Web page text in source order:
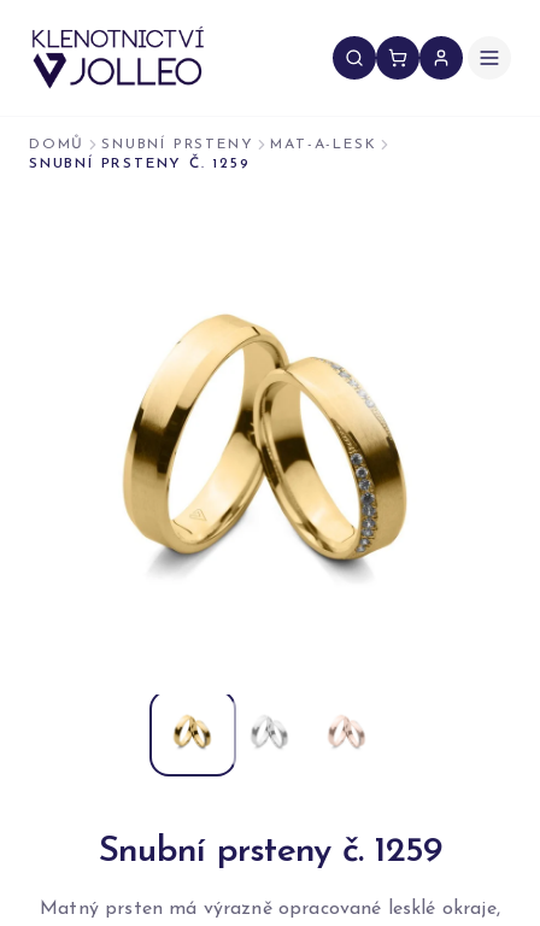
DOMŮ SNUBNÍ PRSTENY
MAT-A-LESK
SNUBNÍ PRSTENY Č. 1259
Snubní prsteny č. 1259
Matný prsten má výrazně opracované lesklé okraje,